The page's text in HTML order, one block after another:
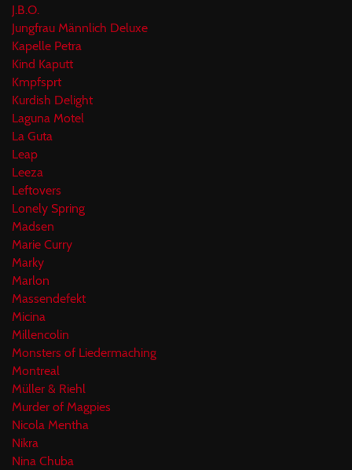
J.B.O.
Jungfrau Männlich Deluxe
Kapelle Petra
Kind Kaputt
Kmpfsprt
Kurdish Delight
Laguna Motel
La Guta
Leap
Leeza
Leftovers
Lonely Spring
Madsen
Marie Curry
Marky
Marlon
Massendefekt
Micina
Millencolin
Monsters of Liedermaching
Montreal
Müller & Riehl
Murder of Magpies
Nicola Mentha
Nikra
Nina Chuba